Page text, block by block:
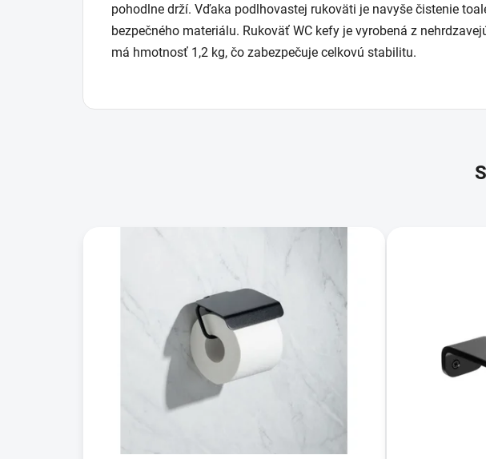
pohodlne drží. Vďaka podlhovastej rukoväti je navyše čistenie
bezpečného materiálu. Rukoväť WC kefy je vyrobená z
má hmotnosť 1,2 kg, čo zabezpečuje celkovú stabilitu.